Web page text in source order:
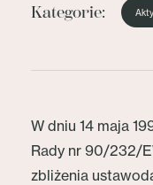
Kategorie:
W dniu 14 maja
Rady nr 90/232/
zbliżenia